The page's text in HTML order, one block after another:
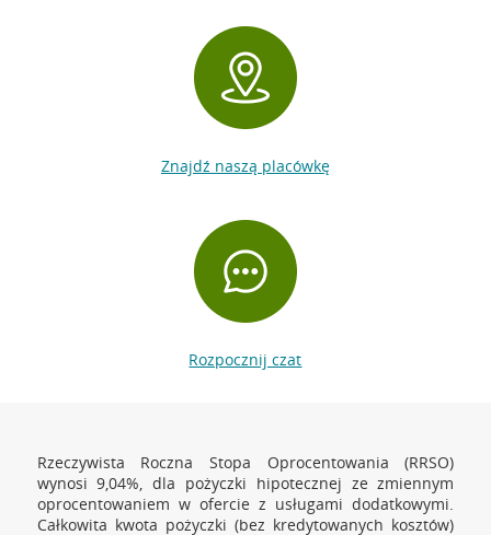
Znajdź naszą placówkę
Rozpocznij czat
Rzeczywista Roczna Stopa Oprocentowania (RRSO)
wynosi 9,04%, dla pożyczki hipotecznej ze zmiennym
oprocentowaniem w ofercie z usługami dodatkowymi.
Całkowita kwota pożyczki (bez kredytowanych kosztów)